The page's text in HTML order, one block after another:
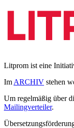
Litprom ist eine
Im ARCHIV stehen
Um regelmäßig über
Mailingverteiler.